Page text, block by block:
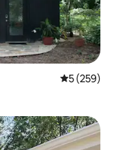
Средна
5 (259)